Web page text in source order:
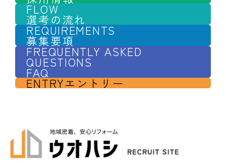
FLOW
選考の流れ
REQUIREMENTS
募集要項
FREQUENTLY ASKED
QUESTIONS
FAQ
ENTRYエントリー